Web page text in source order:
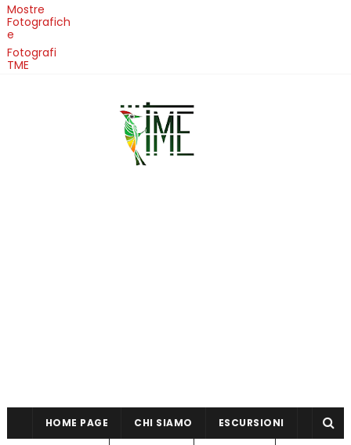
Mostre
Fotografich
e
Fotografi
TME
HOME PAGE CHI SIAMO ESCURSIONI